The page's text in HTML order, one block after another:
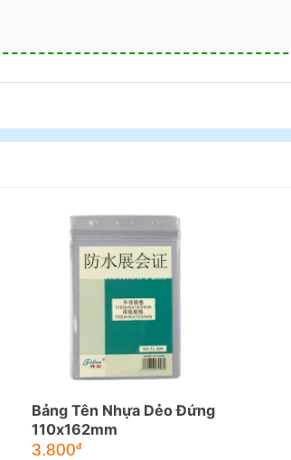
Bảng Tên Nhựa Dẻo Đứng
110x162mm
3.800đ